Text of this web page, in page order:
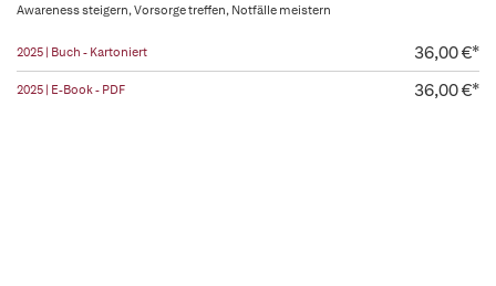
Awareness steigern, Vorsorge treffen, Notfälle meistern
2025 | Buch - Kartoniert 36,00 €*
2025 | E-Book - PDF 36,00 €*